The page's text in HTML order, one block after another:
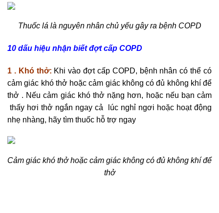
Thuốc lá là nguyên nhân chủ yếu gây ra bệnh COPD
10 dấu hiệu nhận biết đợt cấp COPD
1 . Khó thở: Khi vào đợt cấp COPD, bệnh nhân có thể có
cảm giác khó thở hoặc cảm giác không có đủ không khí để
thở . Nếu cảm giác khó thở nặng hơn, hoặc nếu bạn cảm
thấy hơi thở ngắn ngay cả lúc nghỉ ngơi hoặc hoạt động
nhẹ nhàng, hãy tìm thuốc hỗ trợ ngay
Cảm giác khó thở hoặc cảm giác không có đủ không khí để
thở